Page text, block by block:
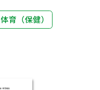
体育（保健）